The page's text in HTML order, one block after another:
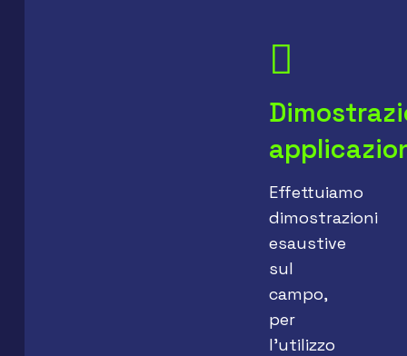
Effettuiamo
dimostrazioni
esaustive
sul
campo,
per
l’utilizzo